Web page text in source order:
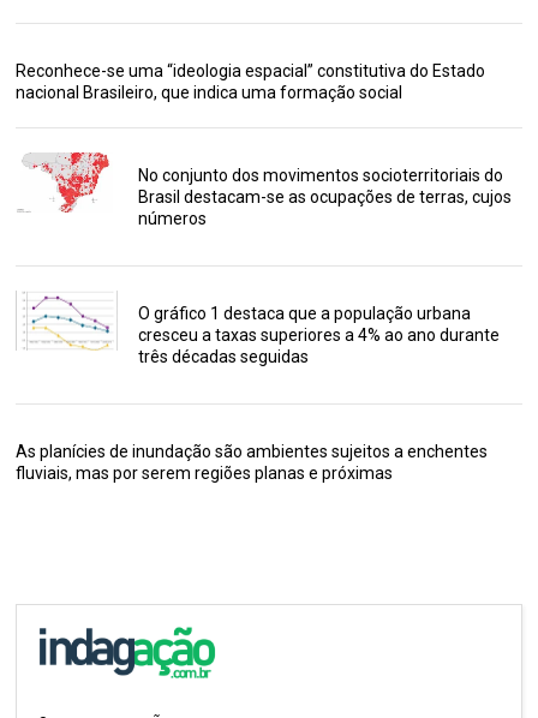
Reconhece-se uma “ideologia espacial” constitutiva do Estado
nacional Brasileiro, que indica uma formação social
No conjunto dos movimentos socioterritoriais do
Brasil destacam-se as ocupações de terras, cujos
números
O gráfico 1 destaca que a população urbana
cresceu a taxas superiores a 4% ao ano durante
três décadas seguidas
As planícies de inundação são ambientes sujeitos a enchentes
fluviais, mas por serem regiões planas e próximas